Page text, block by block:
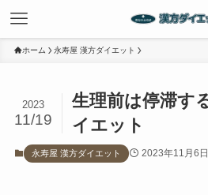
ホーム 永寿屋 漢方ダイエット
生理前は停滞す
イエット
2023
11/19
永寿屋 漢方ダイエット 2023年11月6日